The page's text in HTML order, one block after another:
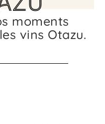
moments
vins Otazu.​